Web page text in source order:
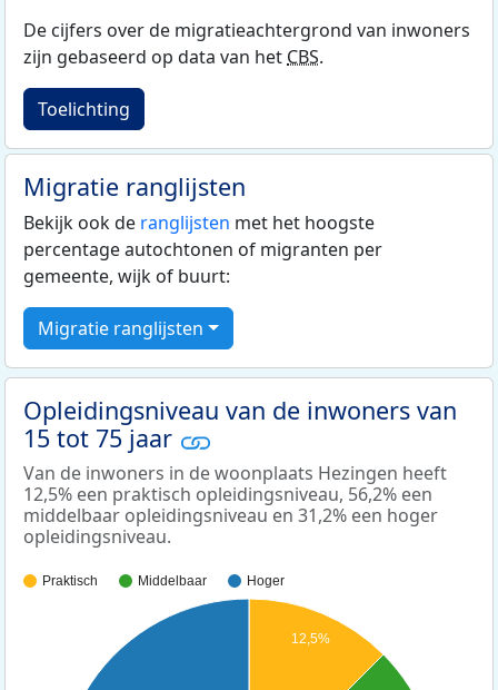
De cijfers over de migratieachtergrond van inwoners
zijn gebaseerd op data van het CBS.
Toelichting
Migratie ranglijsten
Bekijk ook de ranglijsten met het hoogste
percentage autochtonen of migranten per
gemeente, wijk of buurt:
Migratie ranglijsten
Opleidingsniveau van de inwoners van
15 tot 75 jaar
Van de inwoners in de woonplaats Hezingen heeft
12,5% een praktisch opleidingsniveau, 56,2% een
middelbaar opleidingsniveau en 31,2% een hoger
opleidingsniveau.
Praktisch Middelbaar Hoger
12,5%